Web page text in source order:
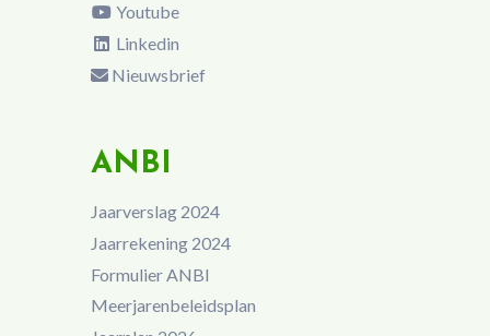
Youtube
Linkedin
Nieuwsbrief
ANBI
Jaarverslag 2024
Jaarrekening 2024
Formulier ANBI
Meerjarenbeleidsplan